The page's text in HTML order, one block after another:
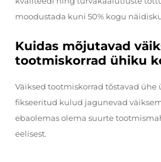
moodustada kuni 50% kogu
Kuidas mõjutavad
tootmiskorrad ühiku
Väiksed tootmiskorrad tõstavad
fikseeritud kulud jagunevad
ebaolemas olema suurte
eelisest.